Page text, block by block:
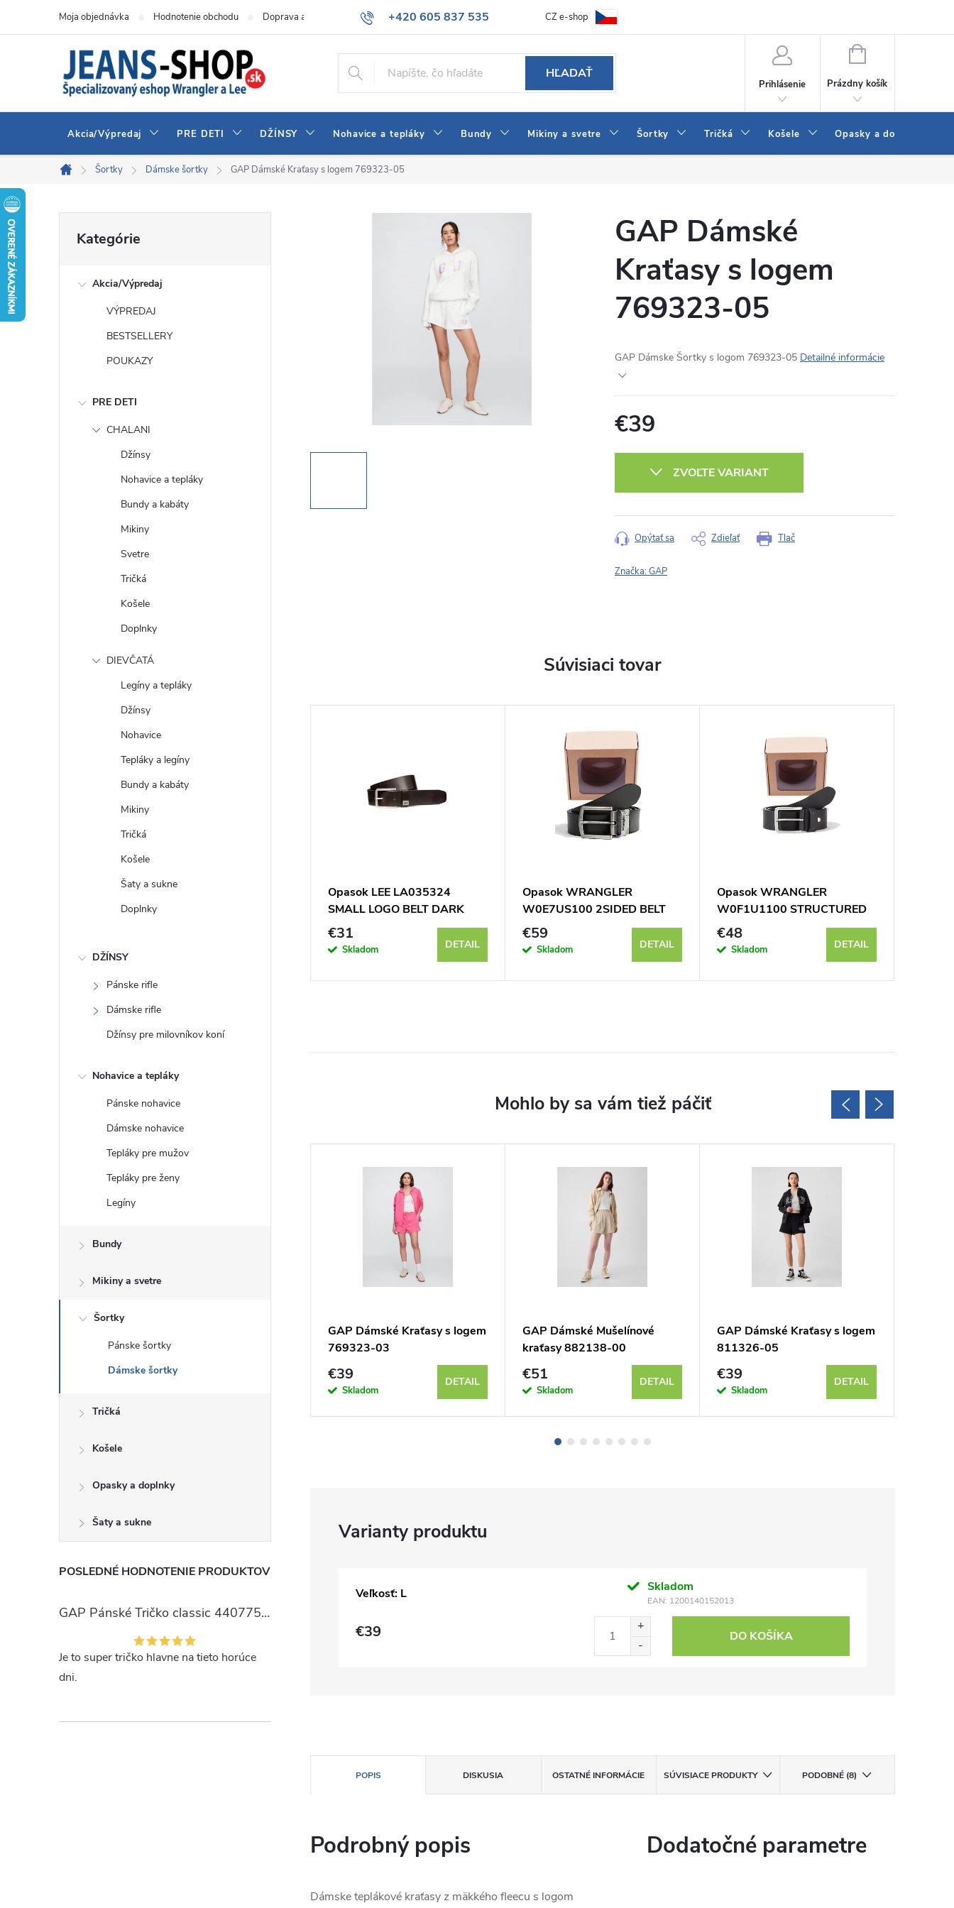
+420 605 837 535
info@jeans-shop.sk
Moja objednávka Hodnotenie obchodu Doprava a platba Všeobecné obchodné podmienky Ako vybrať džínsy Wrangler a LEE
CZ e-shop
HĽADAŤ
Prihlásenie
NÁKUPNÝ
Prázdny košík
Akcia/Výpredaj PRE DETI DŽÍNSY Nohavice a tepláky Bundy Mikiny a svetre Šortky Tričká Košele Opasky a doplnky
Domov
Šortky Dámske šortky GAP Dámské Kraťasy s logem 769323-05
kategórie
Kategórie
Akcia/Výpredaj
VÝPREDAJ
BESTSELLERY
POUKAZY
PRE DETI
CHALANI
Džínsy
Nohavice a tepláky
Bundy a kabáty
Mikiny
Svetre
Tričká
Košele
Doplnky
DIEVČATÁ
Legíny a tepláky
Džínsy
Nohavice
Tepláky a legíny
Bundy a kabáty
Mikiny
Tričká
Košele
Šaty a sukne
Doplnky
DŽÍNSY
Pánske rifle
Dámske rifle
Džínsy pre milovníkov koní
Nohavice a tepláky
Pánske nohavice
Dámske nohavice
Tepláky pre mužov
Tepláky pre ženy
Legíny
Bundy
Mikiny a svetre
Šortky
Pánske šortky
Dámske šortky
Tričká
Košele
Opasky a doplnky
Šaty a sukne
POSLEDNÉ HODNOTENIE PRODUKTOV
GAP Pánské Tričko classic 440775-00
Je to super tričko hlavne na tieto horúce
dni.
GAP Dámské
Kraťasy s logem
769323-05
GAP Dámske Šortky s logom 769323-05 Detailné informácie
€39
ZVOĽTE VARIANT
Tlač
Opýtať sa Zdieľať
Značka:GAP
Veľkosť: L Skladom
EAN: 1200140152013
€39 DO KOŠÍKA
POPIS DISKUSIA OSTATNÉ INFORMÁCIE SÚVISIACE PRODUKTY PODOBNÉ (8)
Podrobný popis
Dámske teplákové kraťasy z mäkkého fleecu s logom
Dodatočné parametre
Súvisiaci tovar
Opasok LEE LA035324
SMALL LOGO BELT DARK
BROWN
€31
Skladom DETAIL
Opasok WRANGLER
W0E7US100 2SIDED BELT
Black
€59
Skladom DETAIL
Opasok WRANGLER
W0F1U1100 STRUCTURED
BELT Black
€48
Skladom DETAIL
kraťasy 882138-02
€51
GAP Dámské Kraťasy s logem
769323-03
€39
Skladom
DETAIL
GAP Dámské Mušelínové
kraťasy 882138-00
€51
Skladom
DETAIL
GAP Dámské Kraťasy s logem
811326-05
€39
Skladom
DETAIL